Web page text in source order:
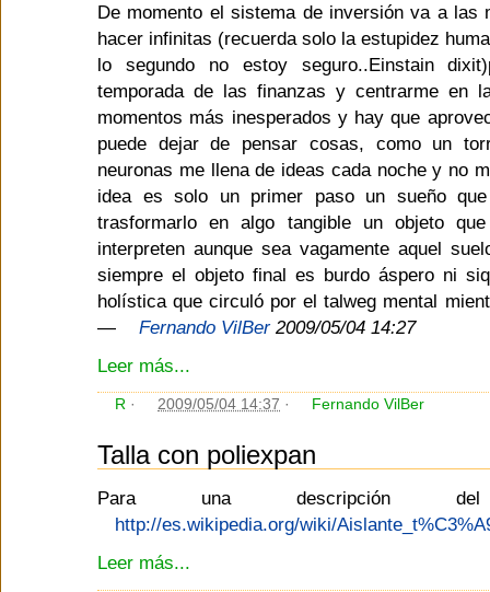
De momento el sistema de inversión va a las
hacer infinitas (recuerda solo la estupidez
lo segundo no estoy seguro..Einstain
temporada de las finanzas y centrarme en
momentos más inesperados y hay que
puede dejar de pensar cosas, como un
neuronas me llena de ideas cada noche y no
idea es solo un primer paso un sueño
trasformarlo en algo tangible un objeto
interpreten aunque sea vagamente aquel
siempre el objeto final es burdo áspero ni
holística que circuló por el talweg mental
—
Fernando VilBer2009/05/04 14:27
Leer más...
R · 2009/05/04 14:37 · Fernando VilBer
Talla con poliexpan
Para una descripción
http://es.wikipedia.org/wiki/
Leer más...